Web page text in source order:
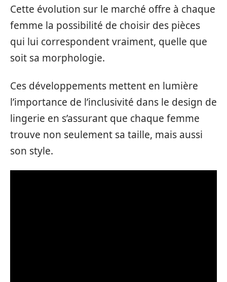
Cette évolution sur le marché offre à chaque
femme la possibilité de choisir des pièces
qui lui correspondent vraiment, quelle que
soit sa morphologie.
Ces développements mettent en lumière
l’importance de l’inclusivité dans le design de
lingerie en s’assurant que chaque femme
trouve non seulement sa taille, mais aussi
son style.